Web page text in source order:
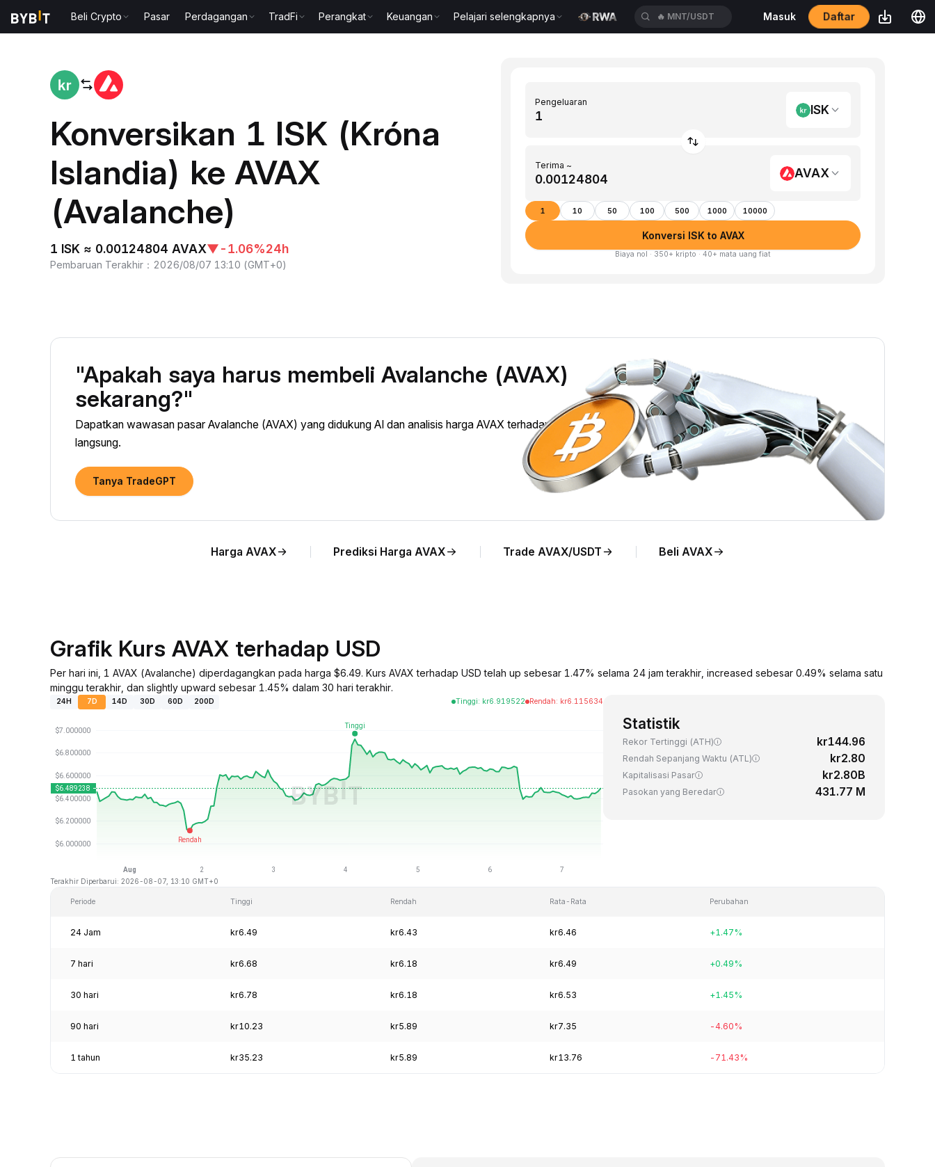
Beli Crypto Pasar Perdagangan TradFi Perangkat Keuangan Pelajari selengkapnya 🔥 MNT/USDT Masuk Daftar
Konversikan 1 ISK (Króna
Islandia) ke AVAX
(Avalanche)
1 ISK ≈ 0.00124804 AVAX▼-1.06%24h
Pembaruan Terakhir ： 2026/08/07 13:10 (GMT+0)
Pengeluaran
ISK
Terima ~
AVAX
1 10 50 100 500 1000 10000
Konversi ISK to AVAX
Biaya nol · 350+ kripto · 40+ mata uang fiat
"Apakah saya harus membeli Avalanche (AVAX)
sekarang?"
Dapatkan wawasan pasar Avalanche (AVAX) yang didukung AI dan analisis harga AVAX terhadap ISK secara
langsung.
Tanya TradeGPT
Harga AVAX Prediksi Harga AVAX Trade AVAX/USDT Beli AVAX
Grafik Kurs AVAX terhadap USD
Per hari ini, 1 AVAX (Avalanche) diperdagangkan pada harga $6.49. Kurs AVAX terhadap USD telah up sebesar 1.47% selama 24 jam terakhir, increased sebesar 0.49% selama satu
minggu terakhir, dan slightly upward sebesar 1.45% dalam 30 hari terakhir.
24H 7D 14D 30D 60D 200D Tinggi: kr6.919522 Rendah: kr6.115634
Terakhir Diperbarui: 2026-08-07, 13:10 GMT+0
Statistik
Rekor Tertinggi (ATH) kr144.96
Rendah Sepanjang Waktu (ATL) kr2.80
Kapitalisasi Pasar kr2.80B
Pasokan yang Beredar 431.77 M
Periode Tinggi Rendah Rata-Rata Perubahan
24 Jam kr6.49 kr6.43 kr6.46 +1.47%
7 hari kr6.68 kr6.18 kr6.49 +0.49%
30 hari kr6.78 kr6.18 kr6.53 +1.45%
90 hari kr10.23 kr5.89 kr7.35 -4.60%
1 tahun kr35.23 kr5.89 kr13.76 -71.43%